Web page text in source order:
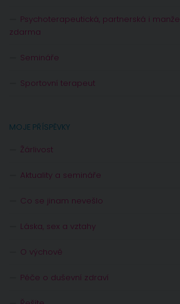
Psychoterapeutická, partnerská i
zdarma
Semináře
Sportovní terapeut
MOJE PŘÍSPĚVKY
Žárlivost
Aktuality a semináře
Co se jinam nevešlo
Láska, sex a vztahy
O výchově
Péče o duševní zdraví